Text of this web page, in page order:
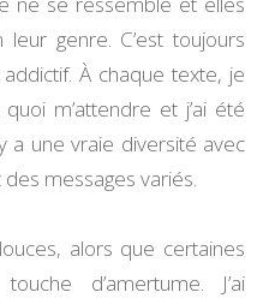
genre. C’est toujours
À chaque texte, je
m’attendre et j’ai été
a une vraie diversité avec
messages variés.
alors que certaines
d’amertume. J’ai